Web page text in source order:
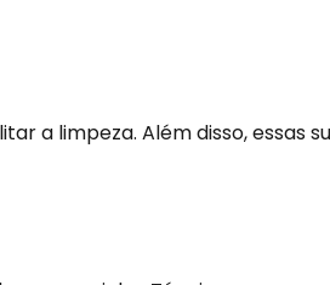
a limpeza. Além disso, essas